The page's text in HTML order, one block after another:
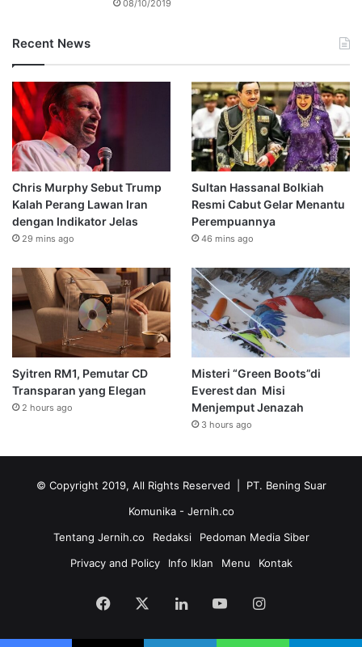
08/10/2019
Recent News
Chris Murphy Sebut Trump
Kalah Perang Lawan Iran
dengan Indikator Jelas
29 mins ago
Sultan Hassanal Bolkiah
Resmi Cabut Gelar Menantu
Perempuannya
46 mins ago
Syitren RM1, Pemutar CD
Transparan yang Elegan
2 hours ago
Misteri “Green Boots”di
Everest dan Misi
Menjemput Jenazah
3 hours ago
© Copyright 2019, All Rights Reserved | PT. Bening Suar
Komunika - Jernih.co
Tentang Jernih.co
Redaksi
Pedoman Media Siber
Privacy and Policy
Info Iklan Menu Kontak
Facebook LinkedInYouTubeInstagram